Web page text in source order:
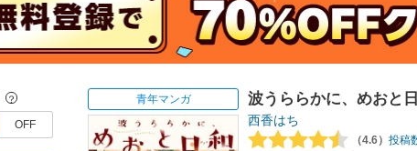
？
OFF
青年マンガ 波うららかに、めおと日
西香はち
（4.6） 投稿